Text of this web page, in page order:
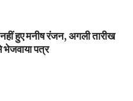
हुए मनीष रंजन, अगली तारीख
भेजवाया पत्र